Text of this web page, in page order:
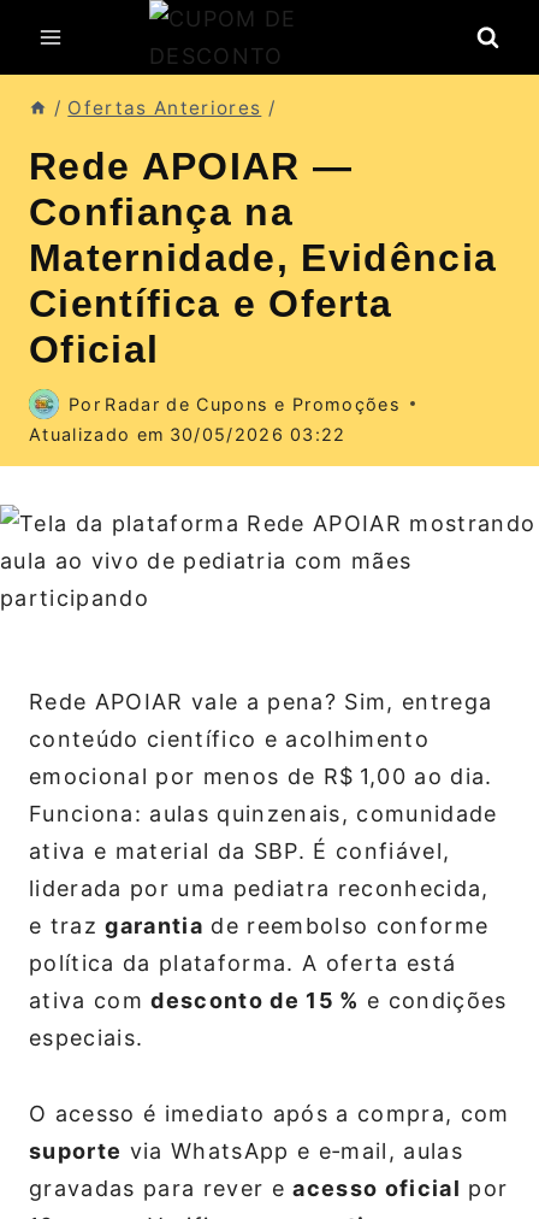
/ Ofertas Anteriores /
Rede APOIAR —
Confiança na
Maternidade, Evidência
Científica e Oferta
Oficial
Por Radar de Cupons e Promoções
Atualizado em 30/05/2026 03:22
Rede APOIAR vale a pena? Sim, entrega
conteúdo científico e acolhimento
emocional por menos de R$ 1,00 ao dia.
Funciona: aulas quinzenais, comunidade
ativa e material da SBP. É confiável,
liderada por uma pediatra reconhecida,
e trazgarantia de reembolso conforme
política da plataforma. A oferta está
ativa comdesconto de 15 % e condições
especiais.
O acesso é imediato após a compra, com
suporte via WhatsApp e e‑mail, aulas
gravadas para rever eacesso oficial por